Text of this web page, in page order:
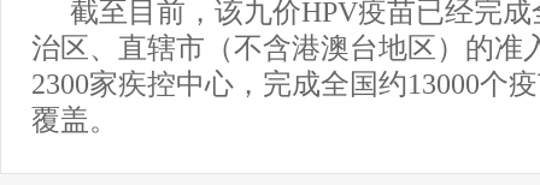
截至目前，该九价HPV疫苗已经完成
治区、直辖市（不含港澳台地区）的准
2300家疾控中心，完成全国约13000个
覆盖。